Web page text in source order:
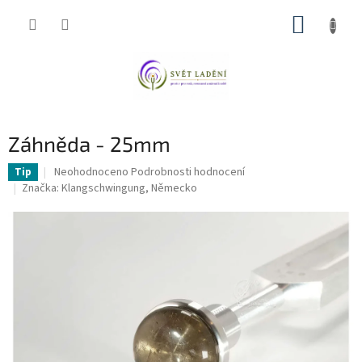
Záhněda - 25mm
Tip
Průměrné
hodnocení
je
Neohodnoceno Podrobnosti hodnocení
Značka: Klangschwingung, Německo